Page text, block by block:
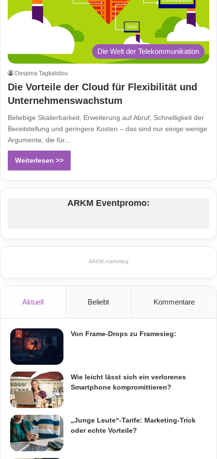
Die Welt der Telekommunikation
Despina Tagkalidou
Die Vorteile der Cloud für Flexibilität und
Unternehmenswachstum
Beliebige Skalierbarkeit, Erweiterung auf Abruf, Schnelligkeit der
Bereitstellung und geringere Kosten – das sind nur einige wenige
Argumente, die für…
Weiterlesen >>
ARKM Eventpromo:
ARKM.marketing
Aktuell Beliebt Kommentare
Von Frame-Drops zu Framesieg:
Wie leicht lässt sich ein verlorenes
Smartphone kompromittieren?
„Junge Leute“-Tarife: Marketing-Trick
oder echte Vorteile?